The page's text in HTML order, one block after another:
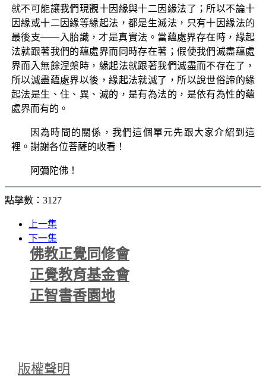
就不可能讓我們現觀十因緣與十二因緣法了；所以不論十
因緣或十二因緣等緣起法，都是生滅法，只有十因緣法的
最後支——入胎識，才是真實法。當蘊處界存在時，緣起
法就跟著我們的蘊處界而同時存在著；假使我們滅盡蘊處
界而入無餘涅槃時，緣起法就跟著我們滅盡而不存在了，
所以滅盡蘊處界以後，緣起法就滅了，所以說世俗諦的緣
起法是生、住、異、滅的，是有為法的，是依有為性的蘊
處界而有的。
因為時間的關係，我們這個單元先跟大家介紹到這
裡。謝謝各位菩薩的收看！
阿彌陀佛！
點擊數：3127
上一集
下一集
佛教正覺同修會
正覺教育基金會
正智書香園地
版權聲明